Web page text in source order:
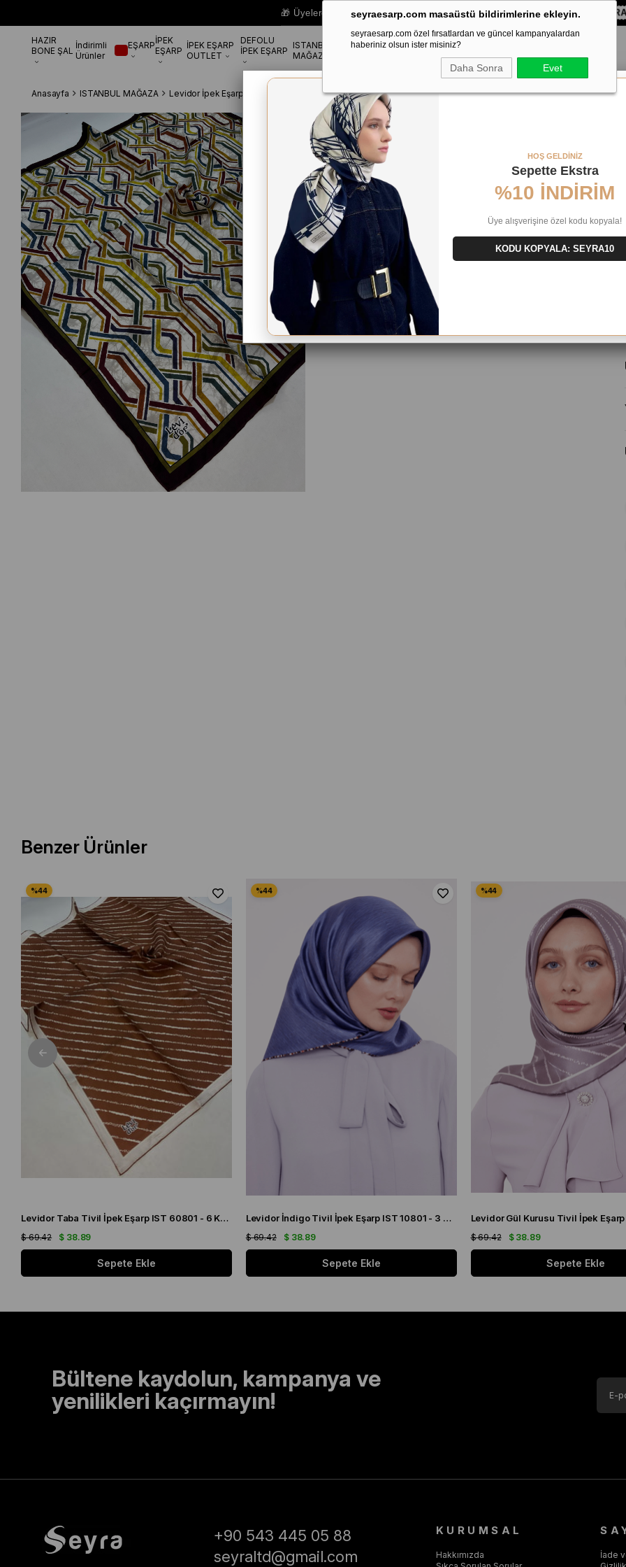
seyraesarp.com masaüstü bildirimlerine ekleyin.
seyraesarp.com özel fırsatlardan ve güncel kampanyalardan
haberiniz olsun ister misiniz?
Daha Sonra Evet
🎁 Üyelere Özel Sepette%10 EKSTRA İNDİRİM HEDİYE ÇEKİ! KOD:
HAZIR
BONE ŞAL İndirimli
Ürünler
EŞARPİPEK
EŞARP İPEK EŞARP
OUTLET
DEFOLU
İPEK EŞARP ISTANBUL
MAĞAZA
ŞALAKSESUAR
Anasayfa ISTANBUL MAĞAZA Levidor İpek Eşarp Levidor Bordo Tivil İpek Eşarp IST 81220 - 7 Karışık Desen
Benzer Ürünler
Levidor Taba Tivil İpek Eşarp IST 60801 - 6 Karışık Desen
$ 38.89
$ 69.42
Sepete Ekle
Levidor İndigo Tivil İpek Eşarp IST 10801 - 3 Karışık Desen
$ 38.89
$ 69.42
Sepete Ekle
$ 38.89
$ 69.42
Sepete Ekle
Bültene kaydolun, kampanya ve
yenilikleri kaçırmayın!
+90 543 445 05 88
seyraltd@gmail.com
KURUMSAL
Hakkımızda
İade
HOŞ GELDİNİZ
Sepette Ekstra
%10 İNDİRİM
Üye alışverişine özel kodu kopyala!
KODU KOPYALA: SEYRA10